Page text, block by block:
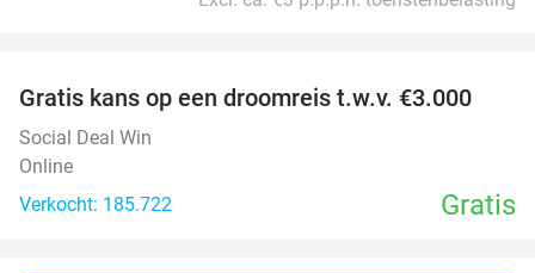
Gratis kans op een droomreis t.w.v. €3.000
Social Deal Win
Online
Verkocht: 185.722
Gratis